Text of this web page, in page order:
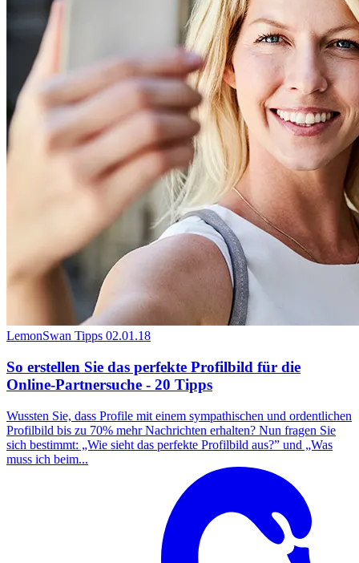
LemonSwan Tipps 02.01.18
So erstellen Sie das perfekte Profilbild für die
Online-Partnersuche - 20 Tipps
Wussten Sie, dass Profile mit einem sympathischen und ordentlichen
Profilbild bis zu 70% mehr Nachrichten erhalten? Nun fragen Sie
sich bestimmt: „Wie sieht das perfekte Profilbild aus?” und „Was
muss ich beim...